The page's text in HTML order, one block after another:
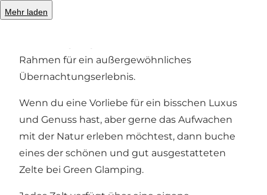
Mehr laden
Rønhave, ein alter Gutshof, der bis ins Jahr 1315
Rahmen für ein außergewöhnliches
Übernachtungserlebnis.
Wenn du eine Vorliebe für ein bisschen Luxus
und Genuss hast, aber gerne das Aufwachen
mit der Natur erleben möchtest, dann buche
eines der schönen und gut ausgestatteten
Zelte bei Green Glamping.